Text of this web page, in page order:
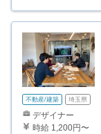
不動産/建築 埼玉県
デザイナー
時給 1,200円〜